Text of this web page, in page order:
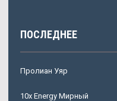
ПОСЛЕДНЕЕ
Пролиан Уяр
10x Energy Мирный